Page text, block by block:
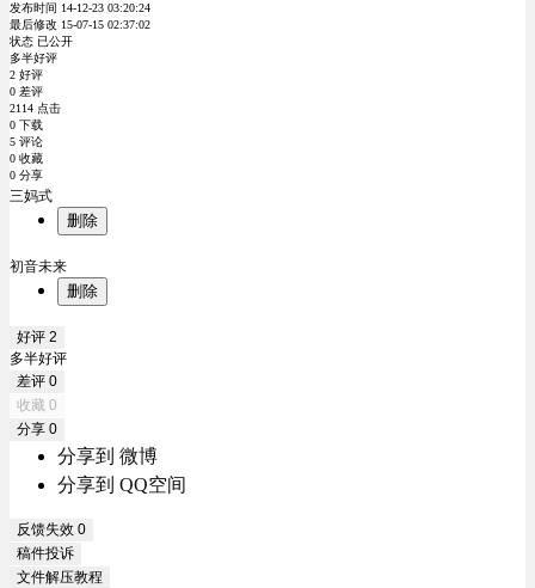
发布时间 14-12-23 03:20:24
最后修改 15-07-15 02:37:02
状态 已公开
多半好评
2 好评
0 差评
2114 点击
0 下载
5 评论
0 收藏
0 分享
三妈式
删除
初音未来
删除
好评 2
多半好评
差评 0
收藏 0
分享 0
分享到 微博
分享到 QQ空间
反馈失效 0
稿件投诉
文件解压教程